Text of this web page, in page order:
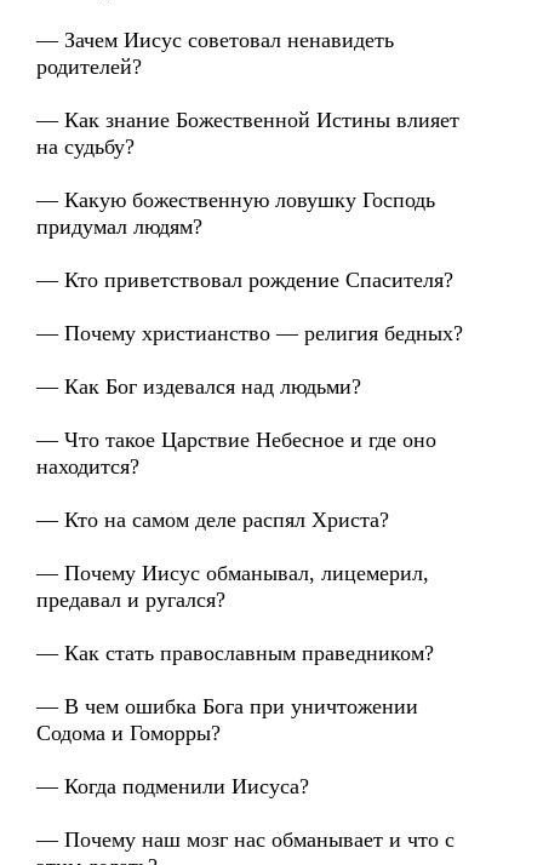
— Зачем Иисус советовал ненавидеть
родителей?
— Как знание Божественной Истины влияет
на судьбу?
— Какую божественную ловушку Господь
придумал людям?
— Кто приветствовал рождение Спасителя?
— Почему христианство — религия бедных?
— Как Бог издевался над людьми?
— Что такое Царствие Небесное и где оно
находится?
— Кто на самом деле распял Христа?
— Почему Иисус обманывал, лицемерил,
предавал и ругался?
— Как стать православным праведником?
— В чем ошибка Бога при уничтожении
Содома и Гоморры?
— Когда подменили Иисуса?
— Почему наш мозг нас обманывает и что с